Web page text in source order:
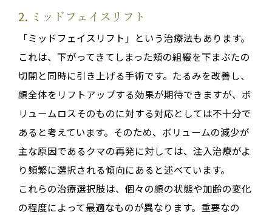
2. ミッドフェイスリフト
「ミッドフェイスリフト」という治療法もあります。
これは、下がってきてしまった頬の組織を下まぶたの
切開と同時に引き上げる手術です。たるみを改善し、
顔全体をリフトアップする効果が期待できますが、 ボ
リュームロスそのものに対する対応としては不十分で
ある と考えています。そのため、 ボリュームの減少が
主な原因であるクマの再発に対しては、注入治療がよ
り頻繁に選択される傾向にある と述べています。
これらの治療選択肢は、個々の顔の状態や加齢の変化
の程度によって最適なものが異なります。重要なの